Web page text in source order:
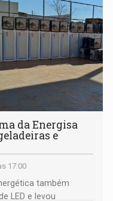
da Energisa
e
17:00
também
LED e levou